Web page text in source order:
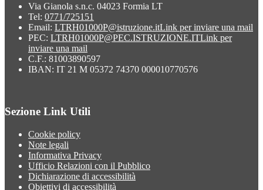
Via Gianola s.n.c. 04023 Formia LT
Tel: 0771/725151
Email: LTRH01000P@istruzione.itLink per inviare una mail
PEC: LTRH01000P@PEC.ISTRUZIONE.ITLink per
inviare una mail
C.F.: 81003890597
IBAN: IT 21 M 05372 74370 000010770576
Sezione Link Utili
Cookie policy
Note legali
Informativa Privacy
Ufficio Relazioni con il Pubblico
Dichiarazione di accessibilità
Obiettivi di accessibilità